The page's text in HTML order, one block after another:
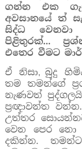
ගන්න එක
අවසානයේ ත්
සිද්ධ
පිළිතුරක්...
එතෙර වීමට
ඒ නිසා,බුදු
තම තමන්ගේ
නැණවත්
ප්‍රඥාවන්ත වන්න.
උත්තර
වෙන පෙර
දකින්න.